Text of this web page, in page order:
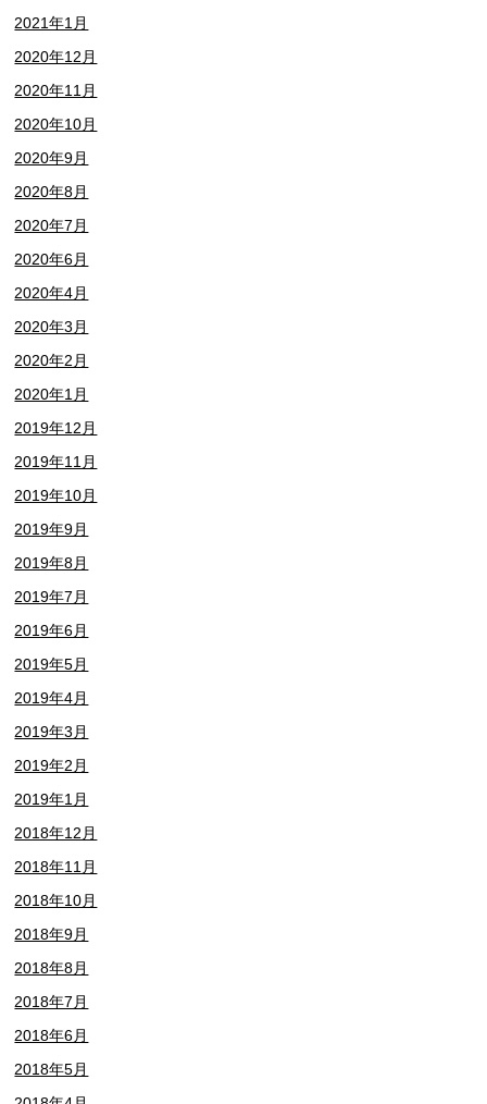
2021年1月
2020年12月
2020年11月
2020年10月
2020年9月
2020年8月
2020年7月
2020年6月
2020年4月
2020年3月
2020年2月
2020年1月
2019年12月
2019年11月
2019年10月
2019年9月
2019年8月
2019年7月
2019年6月
2019年5月
2019年4月
2019年3月
2019年2月
2019年1月
2018年12月
2018年11月
2018年10月
2018年9月
2018年8月
2018年7月
2018年6月
2018年5月